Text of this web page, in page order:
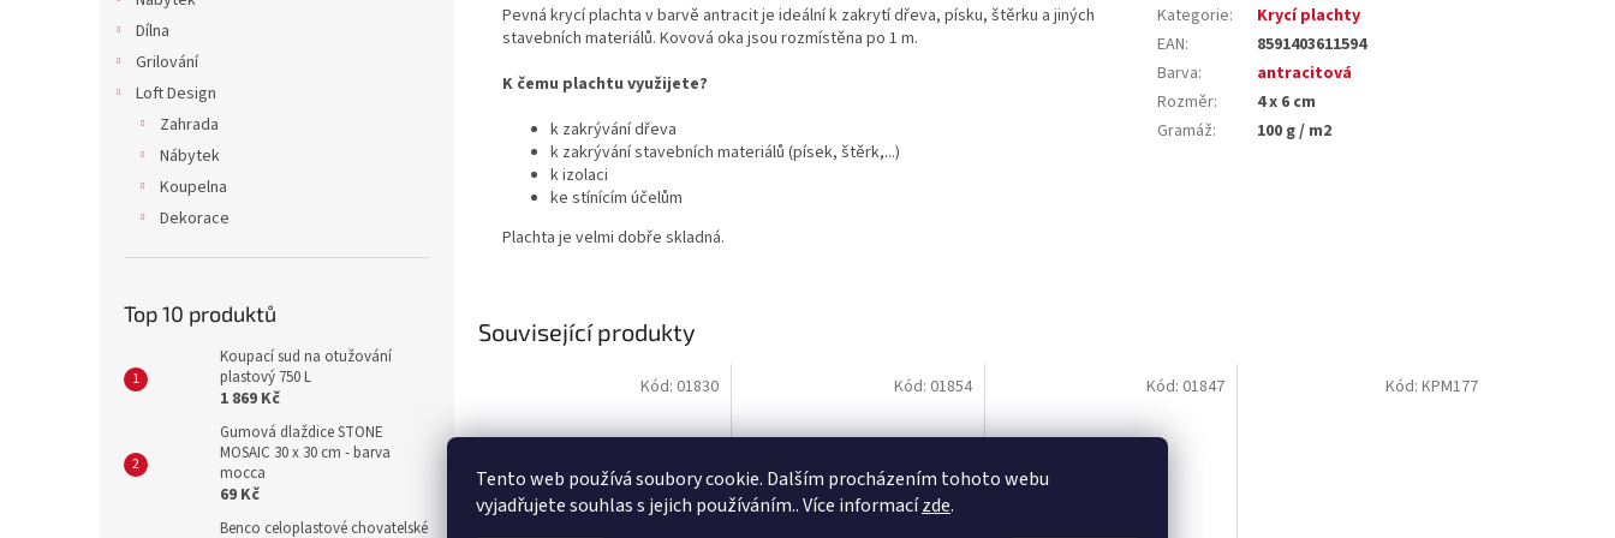
Tento web používá soubory cookie. Dalším procházením tohoto webu
vyjadřujete souhlas s jejich používáním.. Více informacízde.
Dílna
Grilování
Loft Design
Zahrada
Nábytek
Koupelna
Dekorace
Top 10 produktů
Koupací sud na otužování
plastový 750 L
1 869 Kč
Gumová dlaždice STONE
MOSAIC 30 x 30 cm - barva
mocca
69 Kč
Benco celoplastové chovatelské
Pevná krycí plachta v barvě antracit je ideální k zakrytí dřeva, písku, štěrku a jiných
stavebních materiálů. Kovová oka jsou rozmístěna po 1 m.
K čemu plachtu využijete?
k zakrývání dřeva
k zakrývání stavebních materiálů (písek, štěrk,...)
k izolaci
ke stínícím účelům
Plachta je velmi dobře skladná.
Kategorie:
Krycí plachty
EAN:
8591403611594
Barva:
antracitová
Rozměr:
4 x 6 cm
Gramáž: 100 g / m2
Související produkty
Kód: 01830 Kód: 01854 Kód: 01847 Kód: KPM177